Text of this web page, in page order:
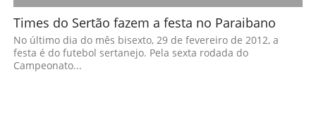
Times do Sertão fazem a festa no Paraibano
No último dia do mês bisexto, 29 de fevereiro de 2012, a
festa é do futebol sertanejo. Pela sexta rodada do
Campeonato...